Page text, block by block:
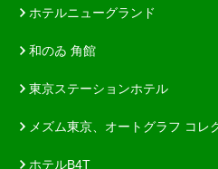
ホテルニューグランド
和のゐ 角館
東京ステーションホテル
メズム東京、オートグラフ コレ
ホテルB4T